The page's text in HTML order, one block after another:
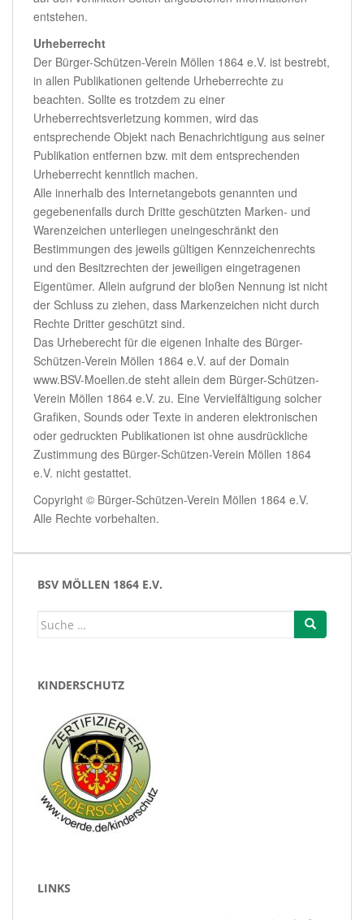
entstehen.
Urheberrecht
Der Bürger-Schützen-Verein Möllen 1864 e.V. ist bestrebt,
in allen Publikationen geltende Urheberrechte zu
beachten. Sollte es trotzdem zu einer
Urheberrechtsverletzung kommen, wird das
entsprechende Objekt nach Benachrichtigung aus seiner
Publikation entfernen bzw. mit dem entsprechenden
Urheberrecht kenntlich machen.
Alle innerhalb des Internetangebots genannten und
gegebenenfalls durch Dritte geschützten Marken- und
Warenzeichen unterliegen uneingeschränkt den
Bestimmungen des jeweils gültigen Kennzeichenrechts
und den Besitzrechten der jeweiligen eingetragenen
Eigentümer. Allein aufgrund der bloßen Nennung ist nicht
der Schluss zu ziehen, dass Markenzeichen nicht durch
Rechte Dritter geschützt sind.
Das Urheberecht für die eigenen Inhalte des Bürger-
Schützen-Verein Möllen 1864 e.V. auf der Domain
www.BSV-Moellen.de steht allein dem Bürger-Schützen-
Verein Möllen 1864 e.V. zu. Eine Vervielfältigung solcher
Grafiken, Sounds oder Texte in anderen elektronischen
oder gedruckten Publikationen ist ohne ausdrückliche
Zustimmung des Bürger-Schützen-Verein Möllen 1864
e.V. nicht gestattet.
Copyright © Bürger-Schützen-Verein Möllen 1864 e.V.
Alle Rechte vorbehalten.
BSV MÖLLEN 1864 E.V.
Suche
KINDERSCHUTZ
LINKS